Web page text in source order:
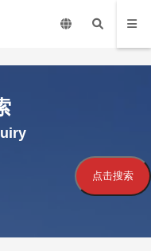
点击搜索